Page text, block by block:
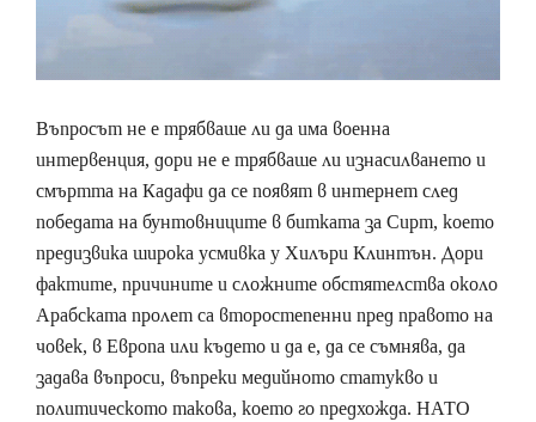
Въпросът не е трябваше ли да има военна
интервенция, дори не е трябваше ли изнасилването и
смъртта на Кадафи да се появят в интернет след
победата на бунтовниците в битката за Сирт, което
предизвика широка усмивка у Хилъри Клинтън. Дори
фактите, причините и сложните обстятелства около
Арабската пролет са второстепенни пред правото на
човек, в Европа или където и да е, да се съмнява, да
задава въпроси, въпреки медийното статукво и
политическото такова, което го предхожда. НАТО